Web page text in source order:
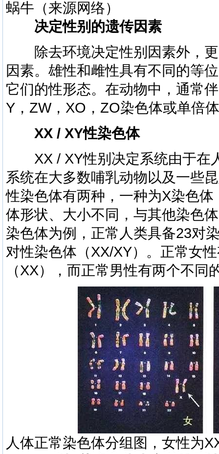
蜗牛（来源网络）
决定性别的遗传因素
除去环境决定性别因素外，更
因素。雄性和雌性具有不同的等
它们的性形态。在动物中，通常
Y，ZW，XO，ZO染色体或单倍
XX / XY性染色体
XX / XY性别决定系统由于在
系统在大多数哺乳动物以及一些
性染色体有两种，一种为X染色
体形状、大小不同，与其他染色
染色体为例，正常人类具备23对
对性染色体（XX/XY）。正常女
（XX），而正常男性有两个不同
人体正常染色体分组图，女性为